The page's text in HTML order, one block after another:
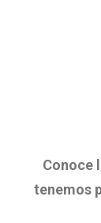
Conoce
tenemos